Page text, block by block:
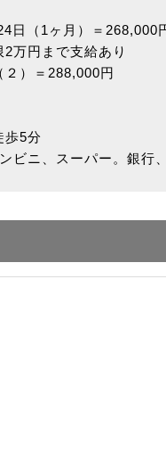
日（1ヶ月）＝268,000
2万円まで支給あり
２）＝288,000円
歩5分
ビニ、スーパー。銀行